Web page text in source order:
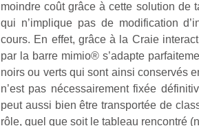
moindre coût grâce à cette solution de
qui n’implique pas de modification
cours. En effet, grâce à la Craie
par la barre mimio® s’adapte
noirs ou verts qui sont ainsi conservés
n’est pas nécessairement fixée
peut aussi bien être transportée de
rôle, quel que soit le tableau rencontré